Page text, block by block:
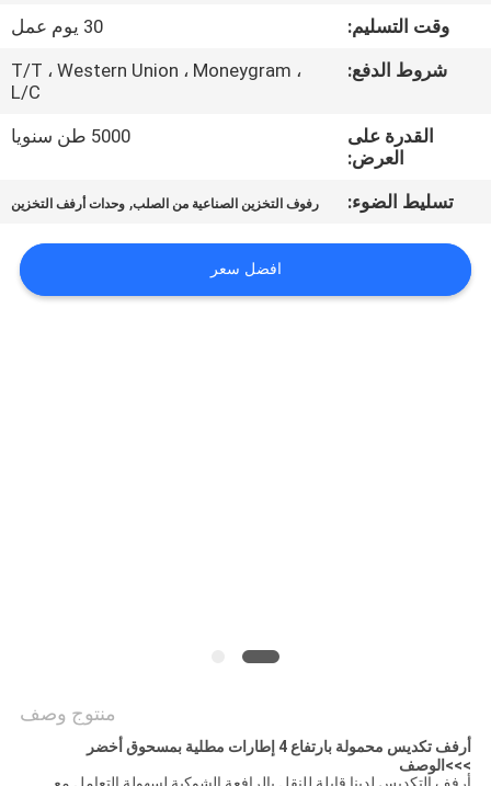
اتصل
اقتباس
خريطة
الموقع
وقت التسليم:
30 يوم عمل
شروط الدفع:
T/T ، Western Union ، Moneygram ،
L/C
القدرة على
العرض:
5000 طن سنويا
تسليط الضوء: رفوف التخزين الصناعية من الصلب, وحدات أرفف التخزين
افضل سعر
منتوج وصف
أرفف تكديس محمولة بارتفاع 4 إطارات مطلية بمسحوق أخضر
>>>الوصف